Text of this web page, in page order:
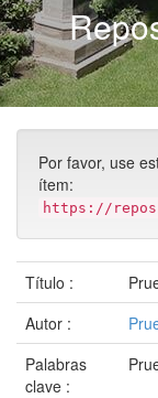
Por favor, use
ítem:
https://
Título :
Autor :
Palabras
clave :